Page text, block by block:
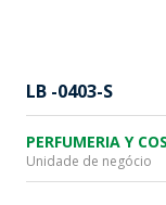
LB -0403-S
PERFUMERIA Y
Unidade de negócio